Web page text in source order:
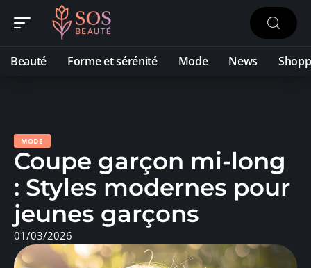
Beauté Forme et sérénité Mode News
MODE
Coupe garçon mi-long
: Styles modernes pour
jeunes garçons
01/03/2026